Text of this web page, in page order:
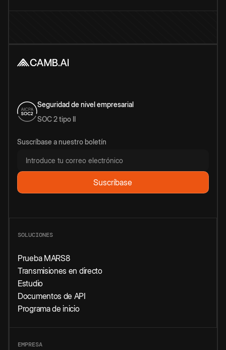
Seguridad de nivel empresarial
SOC 2 tipo II
Suscríbase a nuestro boletín
SOLUCIONES
Prueba MARS8
Transmisiones en directo
Estudio
Documentos de API
Programa de inicio
EMPRESA